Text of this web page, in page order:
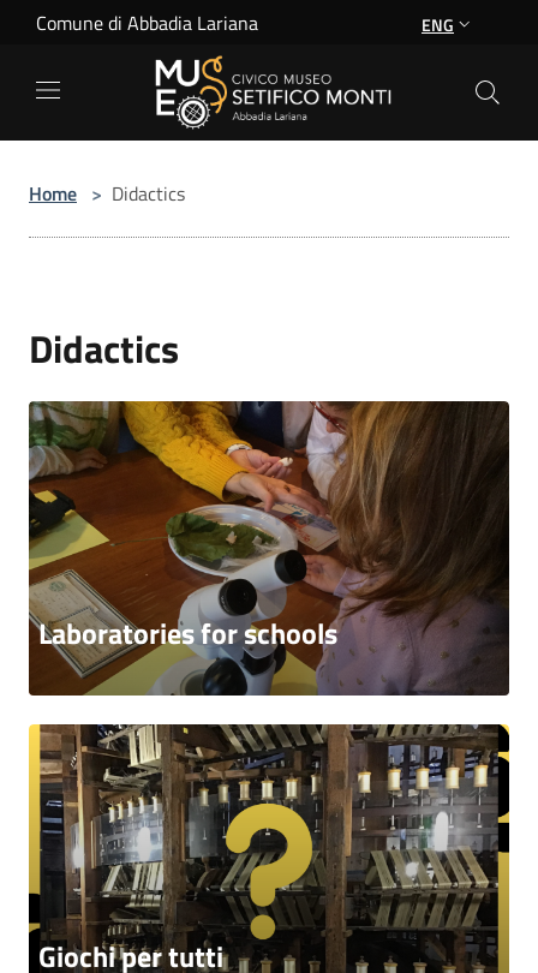
Salta al contenuto principale
Comune di Abbadia Lariana ENG
Home > Didactics
Didactics
Laboratories for schools
Giochi per tutti